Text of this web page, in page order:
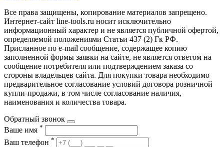
Все права защищены, копирование материалов запрещено.
Интернет-сайт line-tools.ru носит исключительно
информационный характер и не является публичной офертой,
определяемой положениями Статьи 437 (2) Гк РФ.
Присланное по e-mail сообщение, содержащее копию
заполненной формы заявки на сайте, не является ответом на
сообщение потребителя или подтверждением заказа со
стороны владельцев сайта. Для покупки товара необходимо
предварительное согласование условий договора розничной
купли-продажи, в том числе согласование наличия,
наименования и количества товара.
Обратный звонок
Ваше имя *
Ваш телефон *